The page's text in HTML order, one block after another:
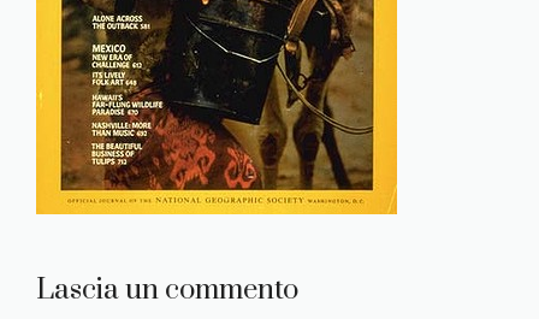
Lascia un commento